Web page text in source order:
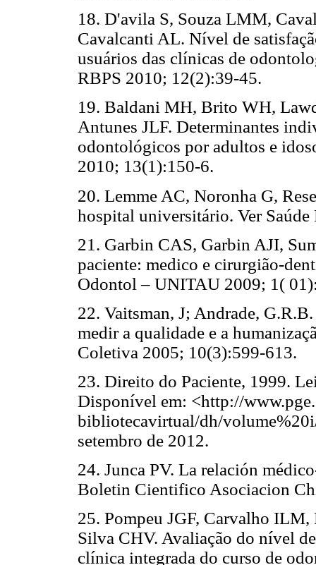
18. D'avila S, Souza LMM,
Cavalcanti AL. Nível de
usuários das clínicas de
RBPS 2010; 12(2):39-45.
19. Baldani MH, Brito WH,
Antunes JLF. Determinantes
odontológicos por adultos e
2010; 13(1):150-6.
20. Lemme AC, Noronha G,
hospital universitário. Ver
21. Garbin CAS, Garbin AJI,
paciente: medico e cirurgião-
Odontol – UNITAU 2009; 1(
22. Vaitsman, J; Andrade,
medir a qualidade e a
Coletiva 2005; 10(3):599-613.
23. Direito do Paciente, 1999.
Disponível em: <http://
bibliotecavirtual/dh/
setembro de 2012.
24. Junca PV. La relación
Boletin Cientifico Asociacion
25. Pompeu JGF, Carvalho
Silva CHV. Avaliação do nível
clínica integrada do curso de